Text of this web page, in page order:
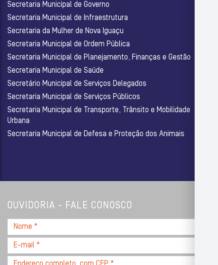
Secretaria Municipal de Governo
Secretaria Municipal de Infraestrutura
Secretaria da Mulher de Nova Iguaçu
Secretaria Municipal de Ordem Pública
Secretaria Municipal de Planejamento, Finanças e Gestão
Secretaria Municipal de Saúde
Secretário Municipal de Serviços Delegados
Secretaria Municipal de Serviços Públicos
Secretaria Municipal de Transporte, Trânsito e Mobilidade
Urbana
Secretaria Municipal de Defesa e Proteção dos Animais
OUVIDORIA - FALE CONOSCO
Nome
*
E-
mail
Endereço